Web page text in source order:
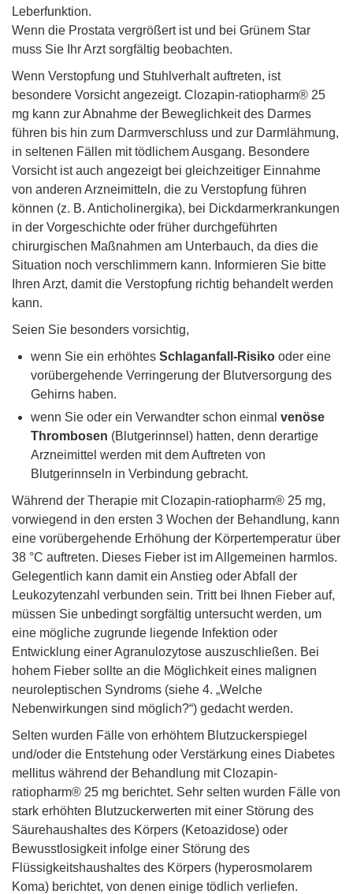
Leberfunktion.
Wenn die Prostata vergrößert ist und bei Grünem Star
muss Sie Ihr Arzt sorgfältig beobachten.
Wenn Verstopfung und Stuhlverhalt auftreten, ist
besondere Vorsicht angezeigt. Clozapin-ratiopharm® 25
mg kann zur Abnahme der Beweglichkeit des Darmes
führen bis hin zum Darmverschluss und zur Darmlähmung,
in seltenen Fällen mit tödlichem Ausgang. Besondere
Vorsicht ist auch angezeigt bei gleichzeitiger Einnahme
von anderen Arzneimitteln, die zu Verstopfung führen
können (z. B. Anticholinergika), bei Dickdarmerkrankungen
in der Vorgeschichte oder früher durchgeführten
chirurgischen Maßnahmen am Unterbauch, da dies die
Situation noch verschlimmern kann. Informieren Sie bitte
Ihren Arzt, damit die Verstopfung richtig behandelt werden
kann.
Seien Sie besonders vorsichtig,
wenn Sie ein erhöhtes Schlaganfall-Risiko oder eine
vorübergehende Verringerung der Blutversorgung des
Gehirns haben.
wenn Sie oder ein Verwandter schon einmal venöse
Thrombosen (Blutgerinnsel) hatten, denn derartige
Arzneimittel werden mit dem Auftreten von
Blutgerinnseln in Verbindung gebracht.
Während der Therapie mit Clozapin-ratiopharm® 25 mg,
vorwiegend in den ersten 3 Wochen der Behandlung, kann
eine vorübergehende Erhöhung der Körpertemperatur über
38 °C auftreten. Dieses Fieber ist im Allgemeinen harmlos.
Gelegentlich kann damit ein Anstieg oder Abfall der
Leukozytenzahl verbunden sein. Tritt bei Ihnen Fieber auf,
müssen Sie unbedingt sorgfältig untersucht werden, um
eine mögliche zugrunde liegende Infektion oder
Entwicklung einer Agranulozytose auszuschließen. Bei
hohem Fieber sollte an die Möglichkeit eines malignen
neuroleptischen Syndroms (siehe 4. „Welche
Nebenwirkungen sind möglich?“) gedacht werden.
Selten wurden Fälle von erhöhtem Blutzuckerspiegel
und/oder die Entstehung oder Verstärkung eines Diabetes
mellitus während der Behandlung mit Clozapin-
ratiopharm® 25 mg berichtet. Sehr selten wurden Fälle von
stark erhöhten Blutzuckerwerten mit einer Störung des
Säurehaushaltes des Körpers (Ketoazidose) oder
Bewusstlosigkeit infolge einer Störung des
Flüssigkeitshaushaltes des Körpers (hyperosmolarem
Koma) berichtet, von denen einige tödlich verliefen.